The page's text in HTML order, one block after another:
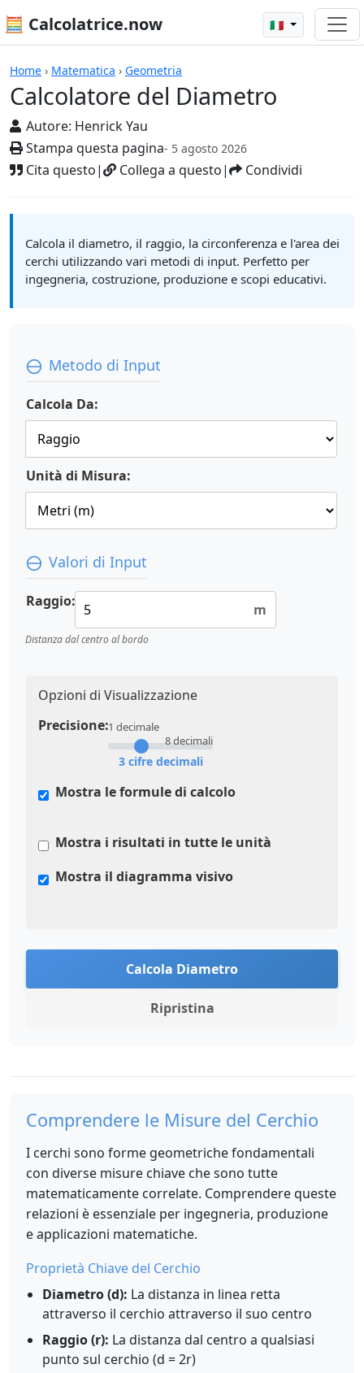
🧮 Calcolatrice.now 🇮🇹
Home › Matematica › Geometria
Calcolatore del Diametro
Autore: Henrick Yau
Stampa questa pagina- 5 agosto 2026
Cita questo| Collega a questo| Condividi
Calcolatrici
Calcola il diametro, il raggio, la circonferenza e l'area dei
cerchi utilizzando vari metodi di input. Perfetto per
ingegneria, costruzione, produzione e scopi educativi.
Metodo di Input
Calcola Da:
Unità di Misura:
Valori di Input
Raggio: m
Distanza dal centro al bordo
Opzioni di Visualizzazione
Precisione:1 decimale
8 decimali
3 cifre decimali
Mostra le formule di calcolo
Mostra i risultati in tutte le unità
Mostra il diagramma visivo
Calcola Diametro
Ripristina
Comprendere le Misure del Cerchio
I cerchi sono forme geometriche fondamentali
con diverse misure chiave che sono tutte
matematicamente correlate. Comprendere queste
relazioni è essenziale per ingegneria, produzione
e applicazioni matematiche.
Proprietà Chiave del Cerchio
Diametro (d): La distanza in linea retta
attraverso il cerchio attraverso il suo centro
Raggio (r): La distanza dal centro a qualsiasi
punto sul cerchio (d = 2r)